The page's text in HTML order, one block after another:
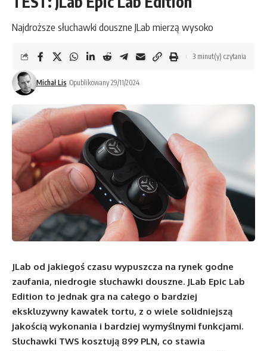
Najdroższe słuchawki douszne JLab mierzą wysoko
Michał Lis Opublikowany 29/11/2024
3 minut(y) czytania
JLab od jakiegoś czasu wypuszcza na rynek godne
zaufania, niedrogie słuchawki douszne. JLab Epic Lab
Edition to jednak gra na całego o bardziej
ekskluzywny kawałek tortu, z o wiele solidniejszą
jakością wykonania i bardziej wymyślnymi funkcjami.
Słuchawki TWS kosztują 899 PLN, co stawia